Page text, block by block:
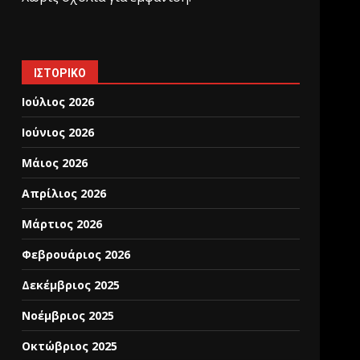
ΙΣΤΟΡΙΚΌ
Ιούλιος 2026
Ιούνιος 2026
Μάιος 2026
Απρίλιος 2026
Μάρτιος 2026
Φεβρουάριος 2026
Δεκέμβριος 2025
Νοέμβριος 2025
Οκτώβριος 2025